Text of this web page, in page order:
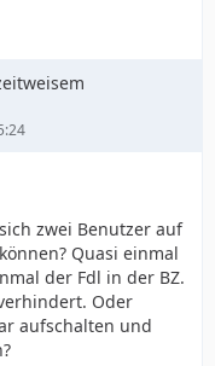
zwei Benutzer auf
Quasi einmal
der Fdl in der BZ.
Oder
aufschalten und